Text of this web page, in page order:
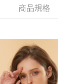
分期」，訂單成立
擇欲分期的期數、
前往確認交易或遇
過狀況，表示未達
，「大哥付你分期
不需綁卡、不需儲值
簡訊認證，即可結帳
務後，再付款。
帳流程】含以上)免運費
商品規格